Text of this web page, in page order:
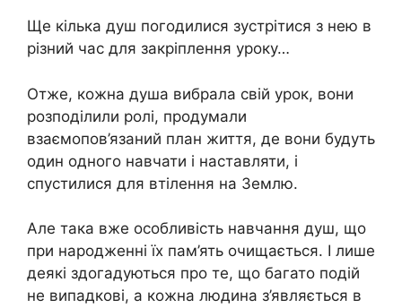
Ще кілька душ погодилися зустрітися з нею в
різний час для закріплення уроку…
Отже, кожна душа вибрала свій урок, вони
розподілили ролі, продумали
взаємопов’язаний план життя, де вони будуть
один одного навчати і наставляти, і
спустилися для втілення на Землю.
Але така вже особливість навчання душ, що
при народженні їх пам’ять очищається. І лише
деякі здогадуються про те, що багато подій
не випадкові, а кожна людина з’являється в